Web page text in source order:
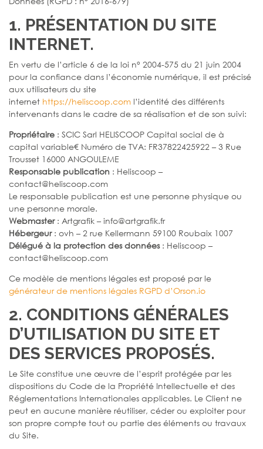
1. PRÉSENTATION DU SITE
INTERNET.
En vertu de l’article 6 de la loi n° 2004-575 du 21 juin 2004
pour la confiance dans l’économie numérique, il est précisé
aux utilisateurs du site
internet https://heliscoop.com l’identité des différents
intervenants dans le cadre de sa réalisation et de son suivi:
Propriétaire : SCIC Sarl HELISCOOP Capital social de à
capital variable€ Numéro de TVA: FR37822425922 – 3 Rue
Trousset 16000 ANGOULEME
Responsable publication : Heliscoop –
contact@heliscoop.com
Le responsable publication est une personne physique ou
une personne morale.
Webmaster: Artgrafik – info@artgrafik.fr
Hébergeur: ovh – 2 rue Kellermann 59100 Roubaix 1007
Délégué à la protection des données: Heliscoop –
contact@heliscoop.com
Ce modèle de mentions légales est proposé par le
générateur de mentions légales RGPD d’Orson.io
2. CONDITIONS GÉNÉRALES
D’UTILISATION DU SITE ET
DES SERVICES PROPOSÉS.
Le Site constitue une œuvre de l’esprit protégée par les
dispositions du Code de la Propriété Intellectuelle et des
Réglementations Internationales applicables. Le Client ne
peut en aucune manière réutiliser, céder ou exploiter pour
son propre compte tout ou partie des éléments ou travaux
du Site.